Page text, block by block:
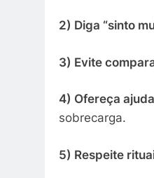
2) Diga “sinto
3) Evite
4) Ofereça
sobrecarga.
5) Respeite